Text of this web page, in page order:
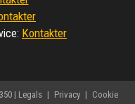
: Kontakter
| Legals | Privacy | Cookie